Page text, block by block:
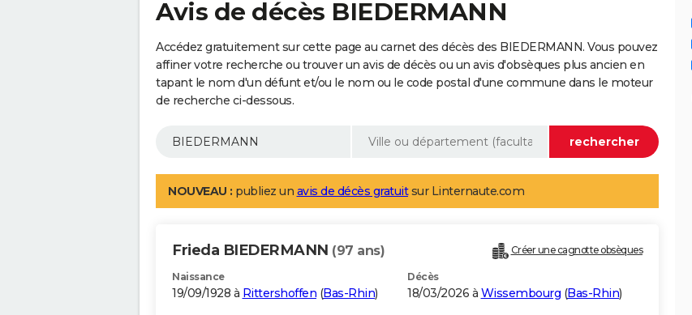
Avis de décès BIEDERMANN
Accédez gratuitement sur cette page au carnet des décès des BIEDERMANN. Vous pouvez
affiner votre recherche ou trouver un avis de décès ou un avis d'obsèques plus ancien en
tapant le nom d'un défunt et/ou le nom ou le code postal d'une commune dans le moteur
de recherche ci-dessous.
NOUVEAU : publiez un avis de décès gratuitsur Linternaute.com
Frieda BIEDERMANN (97 ans) Créer une cagnotte obsèques
Naissance
19/09/1928 à Rittershoffen (Bas-Rhin)
Décès
18/03/2026 à Wissembourg (Bas-Rhin)